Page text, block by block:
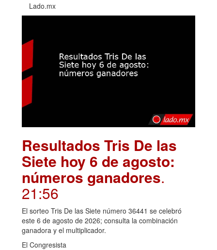
Lado.mx
Resultados Tris De las
Siete hoy 6 de agosto:
números ganadores.
21:56
El sorteo Tris De las Siete número 36441 se celebró
este 6 de agosto de 2026; consulta la combinación
ganadora y el multiplicador.
El Congresista